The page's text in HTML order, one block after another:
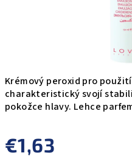
Krémový peroxid pro
charakteristický svojí
pokožce hlavy. Lehce
€1,63